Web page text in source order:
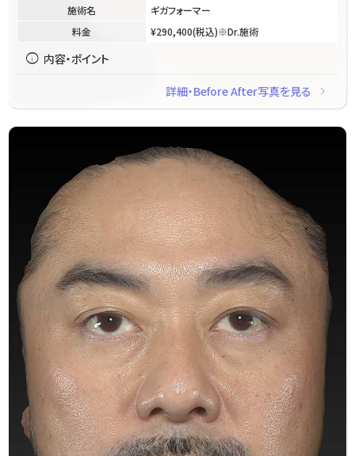
施術名
ギガフォーマー
料金
¥290,400(税込)※Dr.施術
info 内容・ポイント
詳細・Before After写真を見る navigate_next